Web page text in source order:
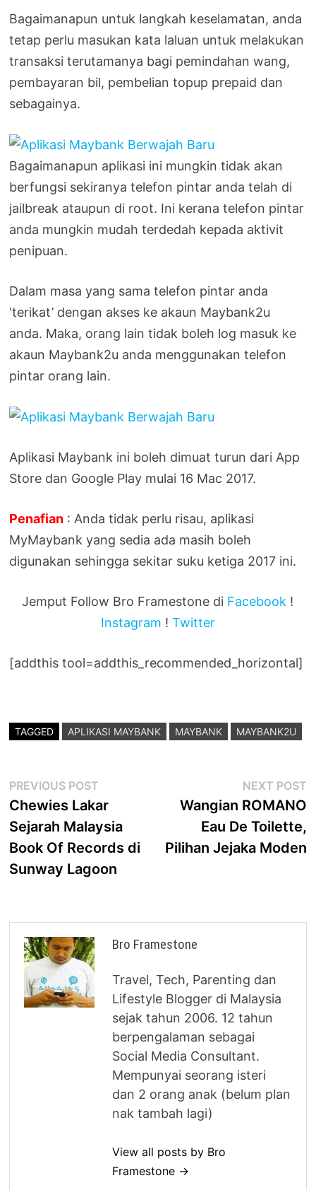
Bagaimanapun untuk langkah keselamatan, anda
tetap perlu masukan kata laluan untuk melakukan
transaksi terutamanya bagi pemindahan wang,
pembayaran bil, pembelian topup prepaid dan
sebagainya.
Bagaimanapun aplikasi ini mungkin tidak akan
berfungsi sekiranya telefon pintar anda telah di
jailbreak ataupun di root. Ini kerana telefon pintar
anda mungkin mudah terdedah kepada aktivit
penipuan.
Dalam masa yang sama telefon pintar anda
‘terikat’ dengan akses ke akaun Maybank2u
anda. Maka, orang lain tidak boleh log masuk ke
akaun Maybank2u anda menggunakan telefon
pintar orang lain.
Aplikasi Maybank ini boleh dimuat turun dari App
Store dan Google Play mulai 16 Mac 2017.
Penafian : Anda tidak perlu risau, aplikasi
MyMaybank yang sedia ada masih boleh
digunakan sehingga sekitar suku ketiga 2017 ini.
Jemput Follow Bro Framestone di Facebook !
Instagram ! Twitter
[addthis tool=addthis_recommended_horizontal]
TAGGED APLIKASI MAYBANK MAYBANK MAYBANK2U
Post
navigation
PREVIOUS POST
post:
Chewies Lakar
Sejarah Malaysia
Book Of Records di
Sunway Lagoon
NEXT POST
Wangian ROMANO
Eau De Toilette,
Pilihan Jejaka Moden
Bro Framestone
Travel, Tech, Parenting dan
Lifestyle Blogger di Malaysia
sejak tahun 2006. 12 tahun
berpengalaman sebagai
Social Media Consultant.
Mempunyai seorang isteri
dan 2 orang anak (belum plan
nak tambah lagi)
View all posts by Bro
Framestone →